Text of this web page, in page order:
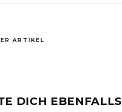
ARTIKEL
DICH